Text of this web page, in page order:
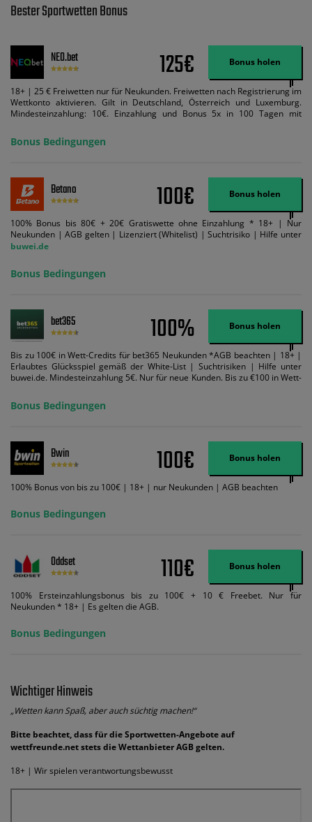
Bester Sportwetten Bonus
NEO.bet 125€ Bonus holen
18+ | 25 € Freiwetten nur für Neukunden. Freiwetten nach Registrierung im
Wettkonto aktivieren. Gilt in Deutschland, Österreich und Luxemburg.
Mindesteinzahlung: 10€. Einzahlung und Bonus 5x in 100 Tagen mit
Bedingungen können geändert werden. AGB gelten. Lizenziert; Hilfe bei
Suchtrisiken: buwei.de.
Bonus Bedingungen
Betano 100€ Bonus holen
100% Bonus bis 80€ + 20€ Gratiswette ohne Einzahlung * 18+ | Nur
Neukunden | AGB gelten | Lizenziert (Whitelist) | Suchtrisiko | Hilfe unter
buwei.de
Bonus Bedingungen
bet365 100% Bonus holen
Bis zu 100€ in Wett-Credits für bet365 Neukunden *AGB beachten | 18+ |
Erlaubtes Glücksspiel gemäß der White-List | Suchtrisiken | Hilfe unter
buwei.de. Mindesteinzahlung 5€. Nur für neue Kunden. Bis zu €100 in Wett-
ein und wir geben Ihnen die entsprechende qualifizierende Einzahlung in
Wett-Credits, wenn Sie qualifizierende Wetten im gleichen Wert platzieren
Wett-Credits aus. Es gelten die AGB, Zeitlimits und Ausnahmen. Der Bonus-
Code VIPANGEBOT kann während der Anmeldung benutzt werden, jedoch
ändert dies den Angebotsbetrag in keinster Weise.
Bonus Bedingungen
Bwin 100€ Bonus holen
100% Bonus von bis zu 100€ | 18+ | nur Neukunden | AGB beachten
Bonus Bedingungen
Oddset 110€ Bonus holen
100% Ersteinzahlungsbonus bis zu 100€ + 10 € Freebet. Nur für
Neukunden * 18+ | Es gelten die AGB.
Bonus Bedingungen
Wichtiger Hinweis
„Wetten kann Spaß, aber auch süchtig machen!“
Bitte beachtet, dass für die Sportwetten-Angebote auf
wettfreunde.net stets die Wettanbieter AGB gelten.
18+ | Wir spielen verantwortungsbewusst